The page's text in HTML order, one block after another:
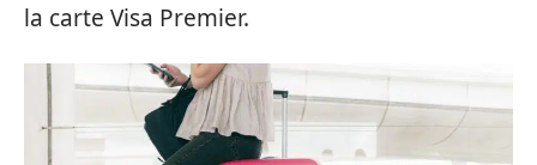
la carte Visa Premier.